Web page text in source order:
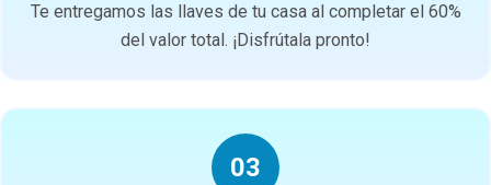
Te entregamos las llaves de tu casa al completar el 60%
del valor total. ¡Disfrútala pronto!
03